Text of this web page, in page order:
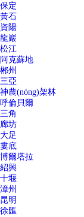
保定
黃石
資陽
龍巖
松江
阿克蘇地
郴州
三亞
神農(nóng)架林
呼倫貝爾
三角
廊坊
大足
婁底
博爾塔拉
紹興
十堰
漳州
昆明
徐匯